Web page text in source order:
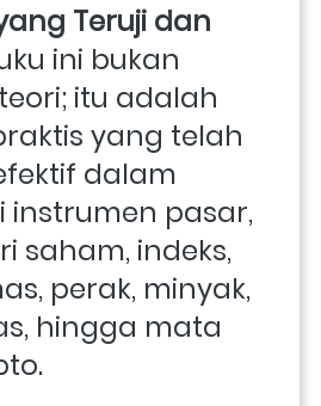
Teruji dan
ini bukan
itu adalah
yang telah
dalam
instrumen pasar,
saham, indeks,
perak, minyak,
hingga mata